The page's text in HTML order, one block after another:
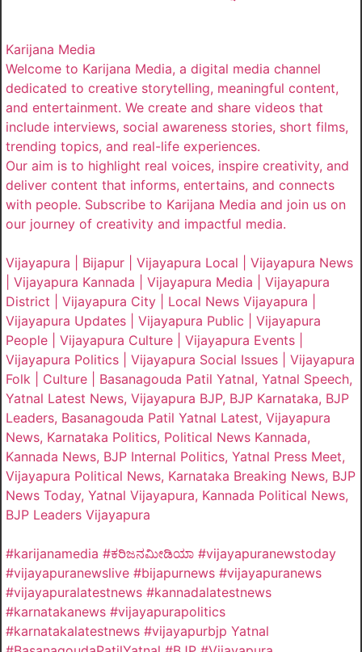
Karijana Media
Welcome to Karijana Media, a digital media channel
dedicated to creative storytelling, meaningful content,
and entertainment. We create and share videos that
include interviews, social awareness stories, short films,
trending topics, and real-life experiences.
Our aim is to highlight real voices, inspire creativity, and
deliver content that informs, entertains, and connects
with people. Subscribe to Karijana Media and join us on
our journey of creativity and impactful media.
Vijayapura | Bijapur | Vijayapura Local | Vijayapura News
| Vijayapura Kannada | Vijayapura Media | Vijayapura
District | Vijayapura City | Local News Vijayapura |
Vijayapura Updates | Vijayapura Public | Vijayapura
People | Vijayapura Culture | Vijayapura Events |
Vijayapura Politics | Vijayapura Social Issues | Vijayapura
Folk | Culture | Basanagouda Patil Yatnal, Yatnal Speech,
Yatnal Latest News, Vijayapura BJP, BJP Karnataka, BJP
Leaders, Basanagouda Patil Yatnal Latest, Vijayapura
News, Karnataka Politics, Political News Kannada,
Kannada News, BJP Internal Politics, Yatnal Press Meet,
Vijayapura Political News, Karnataka Breaking News, BJP
News Today, Yatnal Vijayapura, Kannada Political News,
BJP Leaders Vijayapura
#karijanamedia #ಕರಿಜನಮೀಡಿಯಾ #vijayapuranewstoday
#vijayapuranewslive #bijapurnews #vijayapuranews
#vijayapuralatestnews #kannadalatestnews
#karnatakanews #vijayapurapolitics
#karnatakalatestnews #vijayapurbjp Yatnal